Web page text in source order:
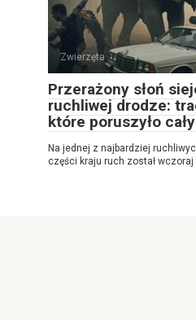
Zwierzęta
Przerażony słoń
ruchliwej drodze:
które poruszyło
Na jednej z najbardziej
części kraju ruch został wczoraj